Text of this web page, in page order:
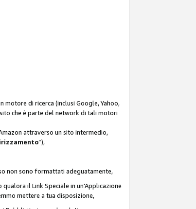
motore di ricerca (inclusi Google, Yahoo,
che è parte del network di tali motori
attraverso un sito intermedio,
”),
non sono formattati adeguatamente,
il Link Speciale in un'Applicazione
mettere a tua disposizione,